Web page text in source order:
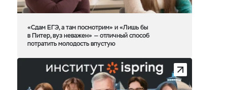
«Сдам ЕГЭ, а там посмотрим» и «Лишь бы
в Питер, вуз неважен» — отличный способ
потратить молодость впустую